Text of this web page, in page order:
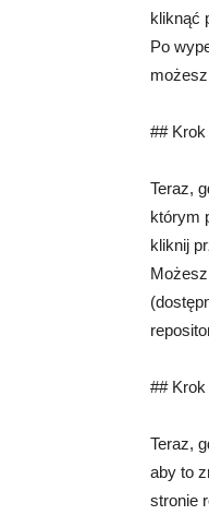
kliknąć
Po
##
Teraz,
którym
kliknij
##
Teraz,
aby to
stronie